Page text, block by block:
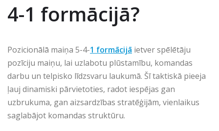
4-1 formācijā?
Pozicionālā maiņa 5-4-1 formācijā ietver spēlētāju
pozīciju maiņu, lai uzlabotu plūstamību, komandas
darbu un telpisko līdzsvaru laukumā. Šī taktiskā pieeja
ļauj dinamiski pārvietoties, radot iespējas gan
uzbrukuma, gan aizsardzības stratēģijām, vienlaikus
saglabājot komandas struktūru.